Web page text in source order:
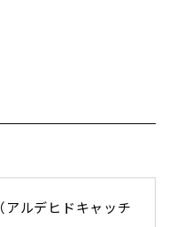
ルデヒドキャッチ